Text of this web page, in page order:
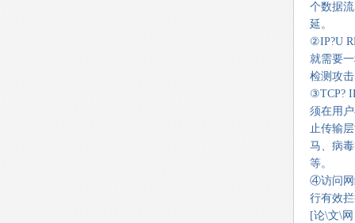
个数据
延。
②IP?U
就需要
检测攻
③TCP?
须在用
止传输
马、病
等。
④访问网
行有效
[论\文\网